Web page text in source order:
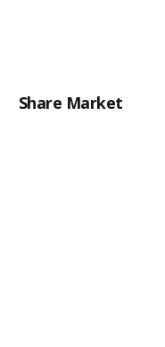
Share Market